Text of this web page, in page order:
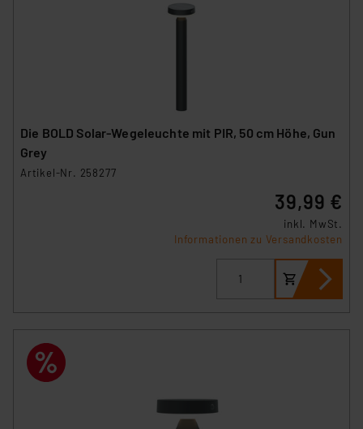
Die BOLD Solar-Wegeleuchte mit PIR, 50 cm Höhe, Gun
Grey
Artikel-Nr. 258277
39,99 €
inkl. MwSt.
Informationen zu Versandkosten